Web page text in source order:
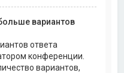
вариантов
ответа
конференции.
вариантов,